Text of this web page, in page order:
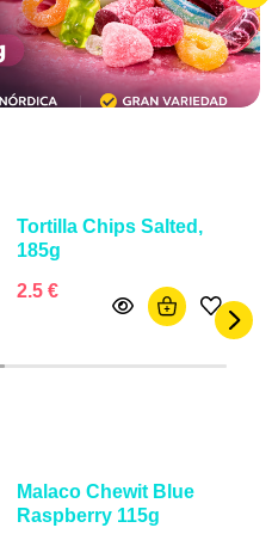
Tortilla Chips Salted,
185g
2.5 €
Malaco Chewit Blue
Raspberry 115g